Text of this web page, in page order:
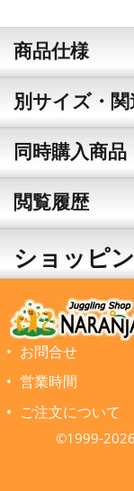
商品仕様
別サイズ・
同時購入商品
閲覧履歴
ショッピ
お問合せ
営業時間
ご注文について
©1999-2026